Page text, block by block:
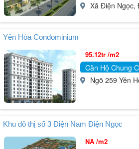
Xã Điện Ngọc,
Yên Hòa Condominium
95.12tr /m2
Căn Hộ Chung
Ngõ 259 Yên
Khu đô thị số 3 Điện Nam Điện Ngọc
NA /m2